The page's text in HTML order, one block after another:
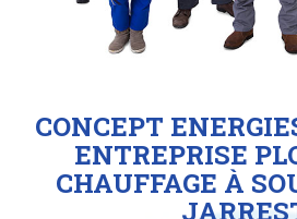
CONCEPT
ENTREPRISE
CHAUFFAGE À